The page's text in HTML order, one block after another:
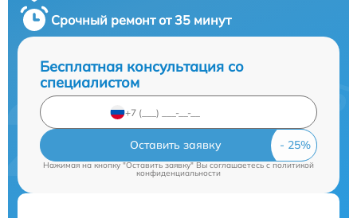
Срочный ремонт от 35 минут
Бесплатная консультация со
специалистом
Оставить заявку
Нажимая на кнопку "Оставить заявку" Вы соглашаетесь c политикой
конфиденциальности